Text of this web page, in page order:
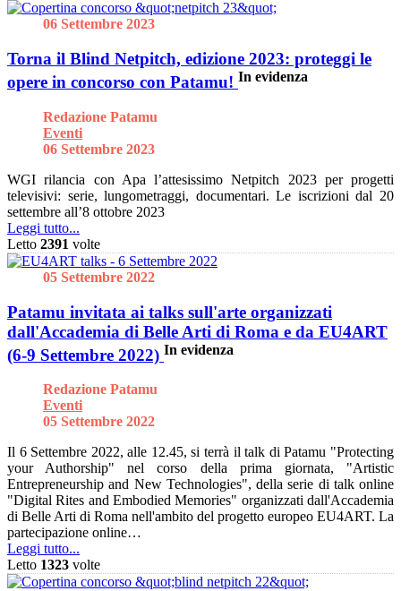
06 Settembre 2023
Torna il Blind Netpitch, edizione 2023: proteggi le
opere in concorso con Patamu! In evidenza
Redazione Patamu
Eventi
06 Settembre 2023
WGI rilancia con Apa l’attesissimo Netpitch 2023 per progetti
televisivi: serie, lungometraggi, documentari. Le iscrizioni dal 20
settembre all’8 ottobre 2023
Leggi tutto...
Letto 2391 volte
05 Settembre 2022
Patamu invitata ai talks sull'arte organizzati
dall'Accademia di Belle Arti di Roma e da EU4ART
(6-9 Settembre 2022) In evidenza
Redazione Patamu
Eventi
05 Settembre 2022
Il 6 Settembre 2022, alle 12.45, si terrà il talk di Patamu "Protecting
your Authorship" nel corso della prima giornata, "Artistic
Entrepreneurship and New Technologies", della serie di talk online
"Digital Rites and Embodied Memories" organizzati dall'Accademia
di Belle Arti di Roma nell'ambito del progetto europeo EU4ART. La
partecipazione online…
Leggi tutto...
Letto 1323 volte